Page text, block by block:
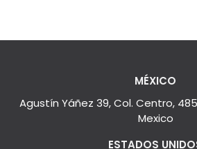
MÉXICO
Agustín Yáñez 39, Col. Centro,
Mexico
ESTADOS